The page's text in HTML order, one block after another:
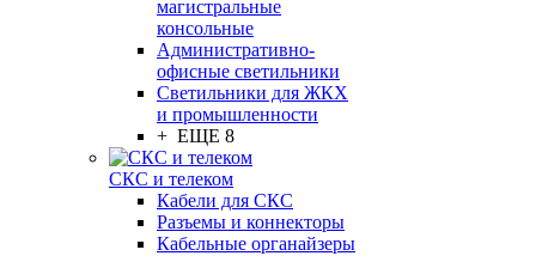
магистральные
консольные
Административно-
офисные светильники
Светильники для ЖКХ
и промышленности
+ ЕЩЕ 8
СКС и телеком
Кабели для СКС
Разъемы и коннекторы
Кабельные органайзеры